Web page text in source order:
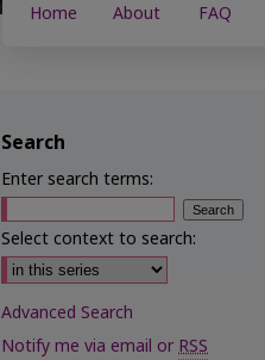
Home About FAQ
Search
Enter search terms:
Select context to search:
Advanced Search
Notify me via email or RSS